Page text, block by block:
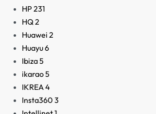
HP 231
HQ2
Huawei 2
Huayu6
Ibiza5
ikarao5
IKREA4
Insta360 3